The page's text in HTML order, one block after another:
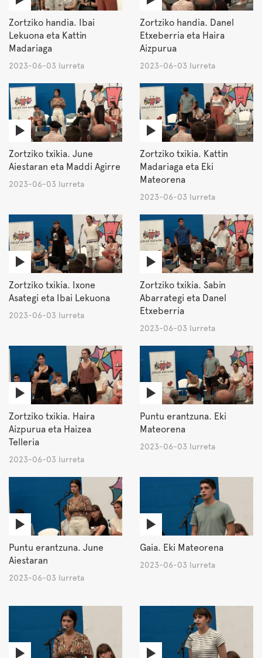
Zortziko handia. Ibai
Lekuona eta Kattin
Madariaga
2023-06-03 Iurreta
Zortziko handia. Danel
Etxeberria eta Haira
Aizpurua
2023-06-03 Iurreta
Zortziko txikia. June
Aiestaran eta Maddi Agirre
2023-06-03 Iurreta
Zortziko txikia. Kattin
Madariaga eta Eki
Mateorena
2023-06-03 Iurreta
Zortziko txikia. Ixone
Asategi eta Ibai Lekuona
2023-06-03 Iurreta
Zortziko txikia. Sabin
Abarrategi eta Danel
Etxeberria
2023-06-03 Iurreta
Zortziko txikia. Haira
Aizpurua eta Haizea
Telleria
2023-06-03 Iurreta
Puntu erantzuna. Eki
Mateorena
2023-06-03 Iurreta
Puntu erantzuna. June
Aiestaran
2023-06-03 Iurreta
Gaia. Eki Mateorena
2023-06-03 Iurreta